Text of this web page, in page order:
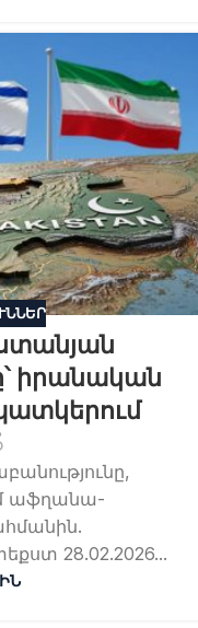
իրանական
աֆղանա-
28.02.2026...